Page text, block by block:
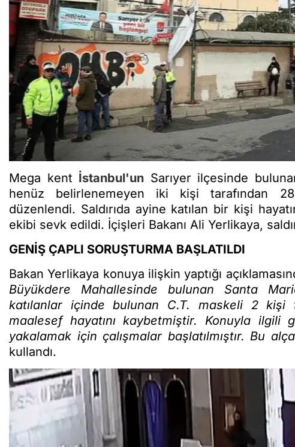
Mega kent İstanbul'un Sarıyer ilçesinde
henüz belirlenemeyen iki kişi tarafından
düzenlendi. Saldırıda ayine katılan bir kişi
ekibi sevk edildi. İçişleri Bakanı Ali Yerlikaya,
GENİŞ ÇAPLI SORUŞTURMA BAŞLATILDI
Bakan Yerlikaya konuya ilişkin yaptığı
Büyükdere Mahallesinde bulunan Santa
katılanlar içinde bulunan C.T. maskeli 2 kişi
maalesef hayatını kaybetmiştir. Konuyla ilgili
yakalamak için çalışmalar başlatılmıştır. Bu
kullandı.